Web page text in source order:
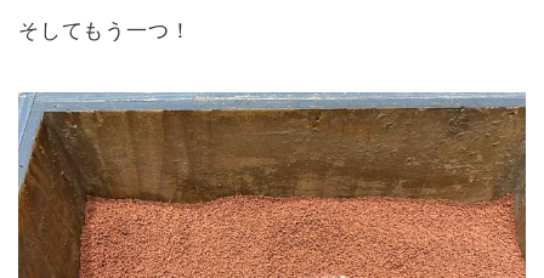
そしてもう一つ！